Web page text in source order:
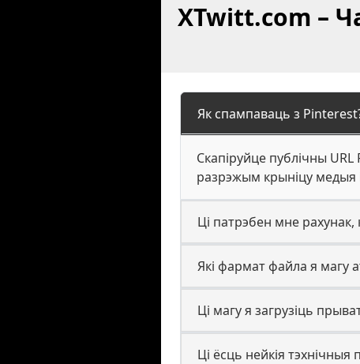
XTwitt.com –
Як спампаваць з
Скапіруйце публічны
разрэжым крыніцу медыя
Ці патрэбен мне
Які фармат файла я магу
Ці магу я загрузіць
Ці ёсць нейкія